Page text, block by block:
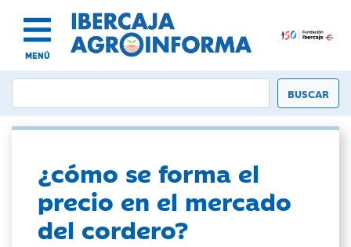
MENÚ
¿cómo se forma el
precio en el mercado
del cordero?